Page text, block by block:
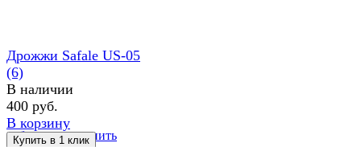
избранное сравнить
Дрожжи Safale US-05
(6)
В наличии
400 руб.
В корзину